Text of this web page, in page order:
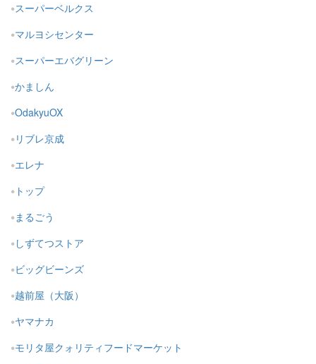
スーパーベルクス
マルヨシセンター
スーパーエバグリーン
かましん
OdakyuOX
リブレ京成
エレナ
トップ
まるごう
しずてつストア
ビッグビーンズ
越前屋（大阪）
ヤマナカ
モリタ屋クォリティフードマーケット